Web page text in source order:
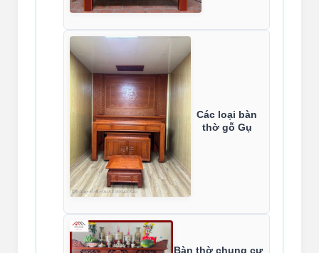
Các loại bàn
thờ gỗ Gụ
Bàn thờ chung cư